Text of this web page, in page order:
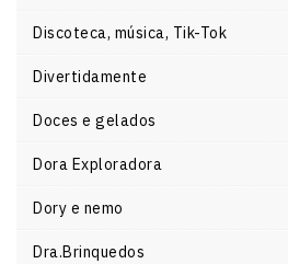
Discoteca, música, Tik-Tok
Divertidamente
Doces e gelados
Dora Exploradora
Dory e nemo
Dra.Brinquedos